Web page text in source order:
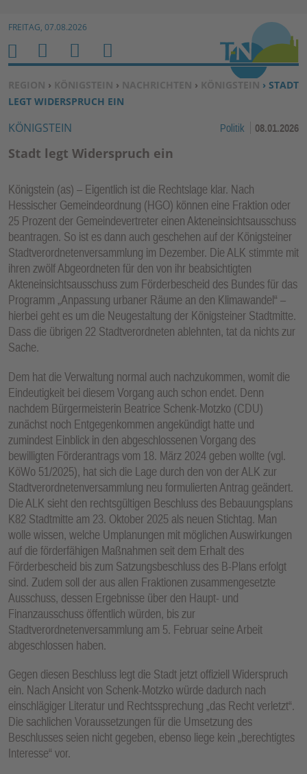
Zum Inhalt springen ↓
FREITAG, 07.08.2026
SIE BEFINDEN SICH HIER:
REGION › KÖNIGSTEIN › NACHRICHTEN › KÖNIGSTEIN › STADT
LEGT WIDERSPRUCH EIN
KÖNIGSTEIN Politik 08.01.2026
Stadt legt Widerspruch ein
Königstein (as) – Eigentlich ist die Rechtslage klar. Nach
Hessischer Gemeindeordnung (HGO) können eine Fraktion oder
25 Prozent der Gemeindevertreter einen Akteneinsichtsausschuss
beantragen. So ist es dann auch geschehen auf der Königsteiner
Stadtverordnetenversammlung im Dezember. Die ALK stimmte mit
ihren zwölf Abgeordneten für den von ihr beabsichtigten
Akteneinsichtsausschuss zum Förderbescheid des Bundes für das
Programm „Anpassung urbaner Räume an den Klimawandel“ –
hierbei geht es um die Neugestaltung der Königsteiner Stadtmitte.
Dass die übrigen 22 Stadtverordneten ablehnten, tat da nichts zur
Sache.
Dem hat die Verwaltung normal auch nachzukommen, womit die
Eindeutigkeit bei diesem Vorgang auch schon endet. Denn
nachdem Bürgermeisterin Beatrice Schenk-Motzko (CDU)
zunächst noch Entgegenkommen angekündigt hatte und
zumindest Einblick in den abgeschlossenen Vorgang des
bewilligten Förderantrags vom 18. März 2024 geben wollte (vgl.
KöWo 51/2025), hat sich die Lage durch den von der ALK zur
Stadtverordnetenversammlung neu formulierten Antrag geändert.
Die ALK sieht den rechtsgültigen Beschluss des Bebauungsplans
K82 Stadtmitte am 23. Oktober 2025 als neuen Stichtag. Man
wolle wissen, welche Umplanungen mit möglichen Auswirkungen
auf die förderfähigen Maßnahmen seit dem Erhalt des
Förderbescheid bis zum Satzungsbeschluss des B-Plans erfolgt
sind. Zudem soll der aus allen Fraktionen zusammengesetzte
Ausschuss, dessen Ergebnisse über den Haupt- und
Finanzausschuss öffentlich würden, bis zur
Stadtverordnetenversammlung am 5. Februar seine Arbeit
abgeschlossen haben.
Gegen diesen Beschluss legt die Stadt jetzt offiziell Widerspruch
ein. Nach Ansicht von Schenk-Motzko würde dadurch nach
einschlägiger Literatur und Rechtssprechung „das Recht verletzt“.
Die sachlichen Voraussetzungen für die Umsetzung des
Beschlusses seien nicht gegeben, ebenso liege kein „berechtigtes
Interesse“ vor.
H
O
M
E
M
E
N
U
S
U
C
H
E
N
B
E
N
Z
R
F
U
N
K
TI
O
N
E
N